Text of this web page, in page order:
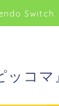
Switch
コマ